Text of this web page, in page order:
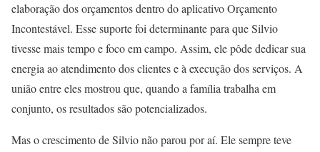
elaboração dos orçamentos dentro do aplicativo Orçamento
Incontestável. Esse suporte foi determinante para que Silvio
tivesse mais tempo e foco em campo. Assim, ele pôde dedicar sua
energia ao atendimento dos clientes e à execução dos serviços. A
união entre eles mostrou que, quando a família trabalha em
conjunto, os resultados são potencializados.
Mas o crescimento de Silvio não parou por aí. Ele sempre teve